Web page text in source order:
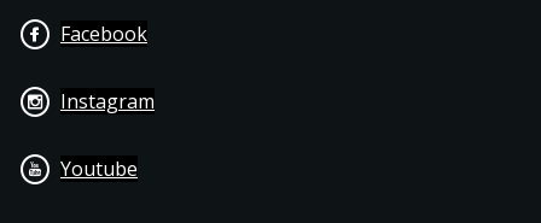
Facebook
Instagram
Youtube